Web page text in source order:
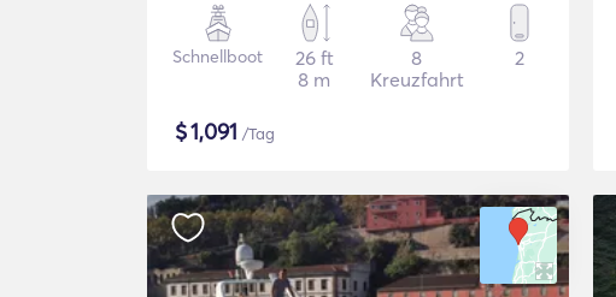
Schnellboot
26 ft
8 m
8
Kreuzfahrt
2
$1,091 /Tag